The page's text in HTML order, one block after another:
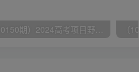
（10150期）2024高考项目野路子玩法，无限裂变，最高一天1W＋！